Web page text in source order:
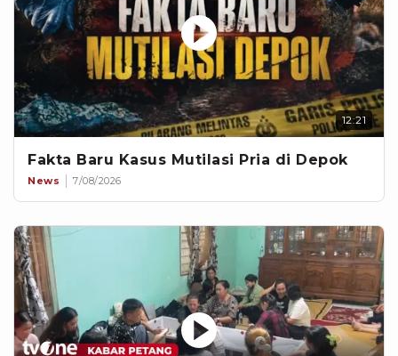
12:21
Fakta Baru Kasus Mutilasi Pria di Depok
News 7/08/2026